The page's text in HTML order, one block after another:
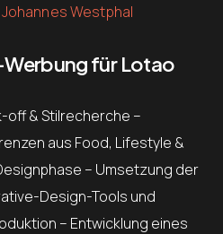
Johannes Westphal
für Lotao
off & Stilrecherche –
aus Food, Lifestyle &
– Umsetzung der
Design-Tools und
– Entwicklung eines